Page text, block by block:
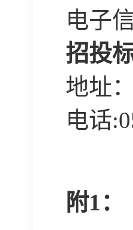
电子
招投
地址：
电话
附1：